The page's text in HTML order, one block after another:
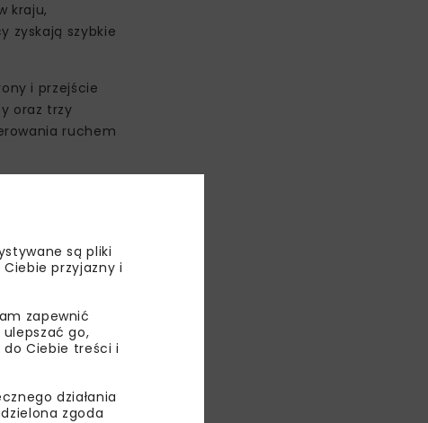
kraju,
zyskają szybkie
i przejście
oraz trzy
ruchem
są pliki
przyjazny i
zapewnić
go,
Ciebie treści i
działania
zgoda